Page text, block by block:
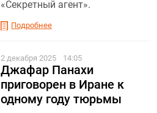
«Секретный агент».
Подробнее
2 декабря 2025 14:05
Джафар Панахи
приговорен в Иране к
одному году тюрьмы